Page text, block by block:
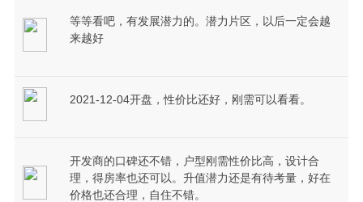
等等看吧，有发展潜力的。潜力片区，以后一定会越
来越好
2021-12-04开盘，性价比还好，刚需可以看看。
开发商的口碑还不错，户型刚需性价比高，设计合
理，得房率也还可以。升值潜力还是有待考量，好在
价格也还合理，自住不错。